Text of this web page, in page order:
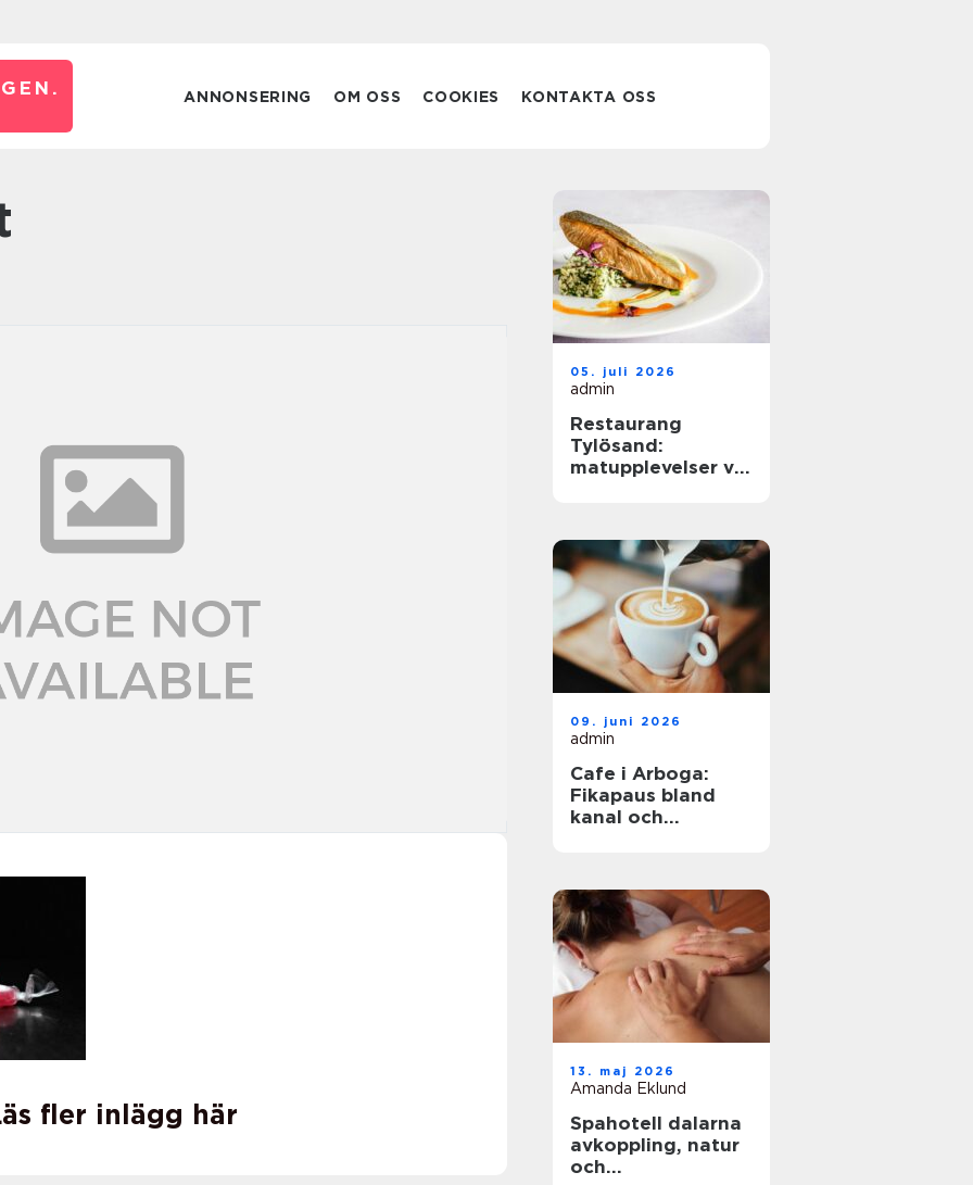
ANNONSERING OM OSS COOKIES KONTAKTA OSS
fler inlägg här
05. juli 2026
admin
Restaurang
Tylösand:
matupplevelser vid
09. juni 2026
admin
Cafe i Arboga:
Fikapaus bland
kanal och
13. maj 2026
Amanda Eklund
Spahotell dalarna
avkoppling, natur
och